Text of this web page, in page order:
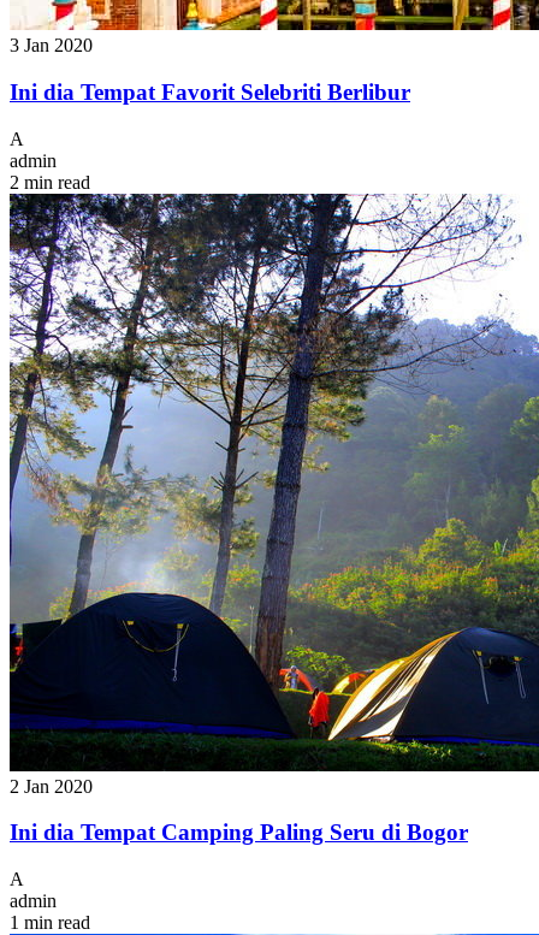
3 Jan 2020
Ini dia Tempat Favorit Selebriti Berlibur
A
admin
2 min read
2 Jan 2020
Ini dia Tempat Camping Paling Seru di Bogor
A
admin
1 min read